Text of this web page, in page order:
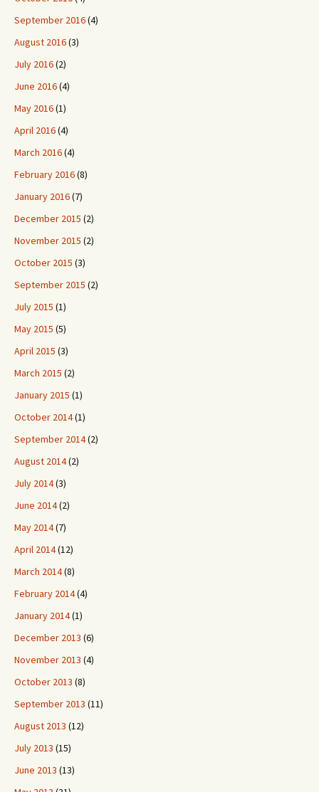
September 2016(4)
August 2016(3)
July 2016(2)
June 2016(4)
May 2016(1)
April 2016(4)
March 2016(4)
February 2016(8)
January 2016(7)
December 2015 (2)
November 2015 (2)
October 2015 (3)
September 2015 (2)
July 2015 (1)
May 2015 (5)
April 2015 (3)
March 2015 (2)
January 2015 (1)
October 2014(1)
September 2014(2)
August 2014(2)
July 2014(3)
June 2014(2)
May 2014(7)
April 2014(12)
March 2014(8)
February 2014(4)
January 2014(1)
December 2013 (6)
November 2013 (4)
October 2013 (8)
September 2013 (11)
August 2013 (12)
July 2013 (15)
June 2013 (13)